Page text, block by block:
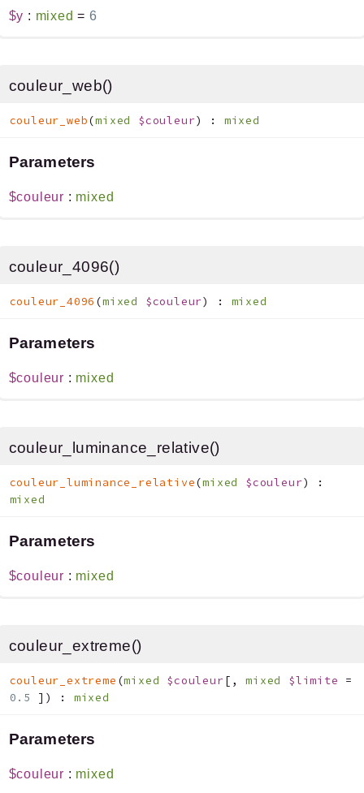
$y : mixed =6
couleur_web()
couleur_web(mixed $couleur) : mixed
Parameters
$couleur : mixed
couleur_4096()
couleur_4096 (mixed $couleur) : mixed
Parameters
$couleur : mixed
couleur_luminance_relative()
couleur_luminance_relative(mixed $couleur)
:
mixed
Parameters
$couleur : mixed
couleur_extreme()
couleur_extreme (mixed $couleur[ ,mixed $limite =
0.5
] ) : mixed
Parameters
$couleur : mixed